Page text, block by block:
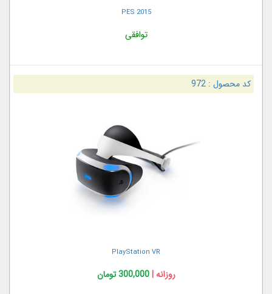
PES 2015
توافقی
کد محصول :972
PlayStation VR
روزانه |300,000 تومان